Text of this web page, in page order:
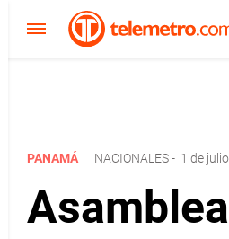
PANAMÁ NACIONALES- 1 de